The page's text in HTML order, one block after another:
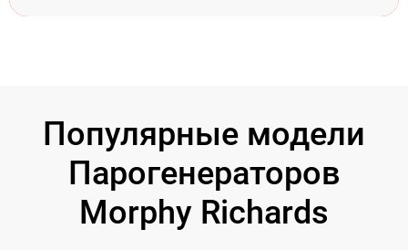
Популярные модели
Парогенераторов
Morphy Richards